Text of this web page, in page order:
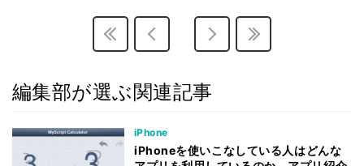
編集部が選ぶ関連記事
iPhone
iPhoneを使いこなしている人はどんな